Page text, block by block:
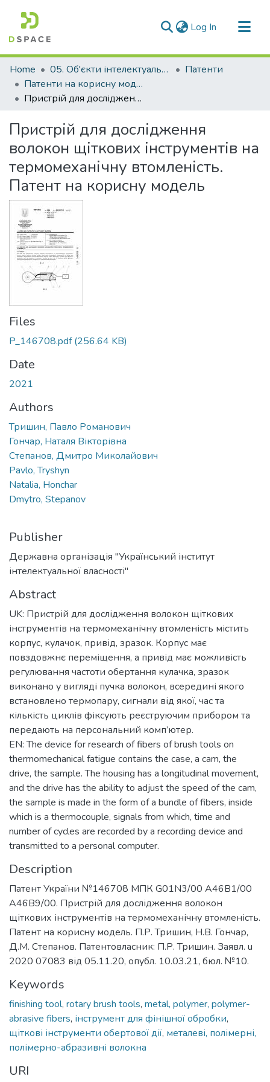
Log In (current)
Communities & Collections
All of DSpace
Statistics
Home 05. Об'єкти інтелектуальної власності
Патенти
Патенти на корисну модель
Пристрій для дослідження волокон щіткових інструментів на термомеханічну втомленість. Патент на корисну модель
Пристрій для дослідження
волокон щіткових інструментів на
термомеханічну втомленість.
Патент на корисну модель
Files
P_146708.pdf(256.64 KB)
Date
2021
Authors
Тришин, Павло Романович
Гончар, Наталя Вікторівна
Степанов, Дмитро Миколайович
Pavlo, Tryshyn
Natalia, Honchar
Dmytro, Stepanov
Publisher
Державна організація "Український інститут
інтелектуальної власності"
Abstract
UK: Пристрій для дослідження волокон щіткових
інструментів на термомеханічну втомленість містить
корпус, кулачок, привід, зразок. Корпус має
повздовжнє переміщення, а привід має можливість
регулювання частоти обертання кулачка, зразок
виконано у вигляді пучка волокон, всередині якого
встановлено термопару, сигнали від якої, час та
кількість циклів фіксують реєструючим прибором та
передають на персональний комп’ютер.
EN: The device for research of fibers of brush tools on
thermomechanical fatigue contains the case, a cam, the
drive, the sample. The housing has a longitudinal movement,
and the drive has the ability to adjust the speed of the cam,
the sample is made in the form of a bundle of fibers, inside
which is a thermocouple, signals from which, time and
number of cycles are recorded by a recording device and
transmitted to a personal computer.
Description
Патент України №146708 МПК G01N3/00 A46B1/00
A46B9/00. Пристрій для дослідження волокон
щіткових інструментів на термомеханічну втомленість.
Патент на корисну модель. П.Р. Тришин, Н.В. Гончар,
Д.М. Степанов. Патентовласник: П.Р. Тришин. Заявл. u
2020 07083 від 05.11.20, опубл. 10.03.21, бюл. №10.
Keywords
finishing tool, rotary brush tools, metal, polymer, polymer-
abrasive fibers, інструмент для фінішної обробки,
щіткові інструменти обертової дії, металеві, полімерні,
полімерно-абразивні волокна
URI